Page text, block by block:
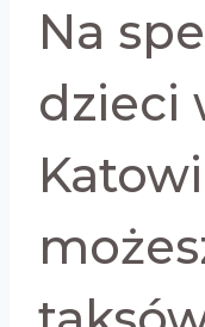
Na
dzieci